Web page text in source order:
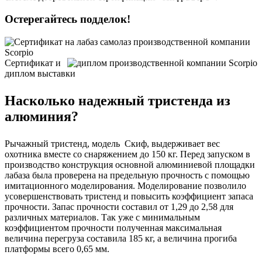
Остерегайтесь подделок!
Сертификат и
диплом выставки
Насколько надежный тристенда из
алюминия?
Рычажный тристенд, модель Скиф, выдерживает вес
охотника вместе со снаряжением до 150 кг. Перед запуском в
производство конструкция основной алюминиевой площадки
лабаза была проверена на предельную прочность с помощью
имитационного моделирования. Моделирование позволило
усовершенствовать тристенд и повысить коэффициент запаса
прочности. Запас прочности составил от 1,29 до 2,58 для
различных материалов. Так уже с минимальным
коэффициентом прочности полученная максимальная
величина перегруза составила 185 кг, а величина прогиба
платформы всего 0,65 мм.